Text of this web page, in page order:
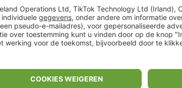
verzendkosten
€15.
invite